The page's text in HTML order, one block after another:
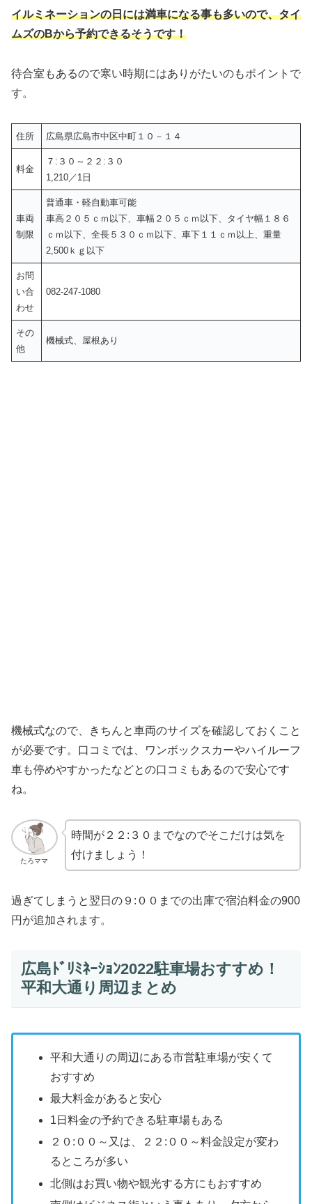
イルミネーションの日には満車になる事も多いので、タイ
ムズのBから予約できるそうです！
待合室もあるので寒い時期にはありがたいのもポイントで
す。
住所 広島県広島市中区中町１０－１４
料金
７:３０～２２:３０
1,210／1日
車両
制限
普通車・軽自動車可能
車高２０５ｃｍ以下、車幅２０５ｃｍ以下、タイヤ幅１８６
ｃｍ以下、全長５３０ｃｍ以下、車下１１ｃｍ以上、重量
2,500ｋｇ以下
お問
い合
わせ
082-247-1080
その
他
機械式、屋根あり
機械式なので、きちんと車両のサイズを確認しておくこと
が必要です。口コミでは、ワンボックスカーやハイルーフ
車も停めやすかったなどとの口コミもあるので安心です
ね。
たろママ
時間が２２:３０までなのでそこだけは気を
付けましょう！
過ぎてしまうと翌日の９:００までの出庫で宿泊料金の900
円が追加されます。
広島ﾄﾞﾘﾐﾈｰｼｮﾝ2022駐車場おすすめ！
平和大通り周辺まとめ
平和大通りの周辺にある市営駐車場が安くて
おすすめ
最大料金があると安心
1日料金の予約できる駐車場もある
２０:００～又は、２２:００～料金設定が変わ
るところが多い
北側はお買い物や観光する方にもおすすめ